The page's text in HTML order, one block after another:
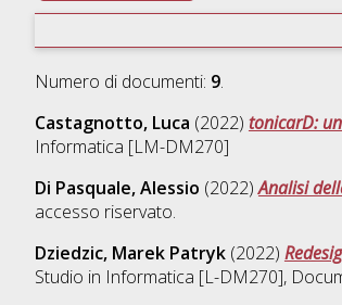
Numero di documenti: 9.
Castagnotto, Luca (2022) tonicarD:
Informatica [LM-DM270]
Di Pasquale, Alessio (2022)Analisi
accesso riservato.
Dziedzic, Marek Patryk(2022)
Studio in Informatica [L-DM270],